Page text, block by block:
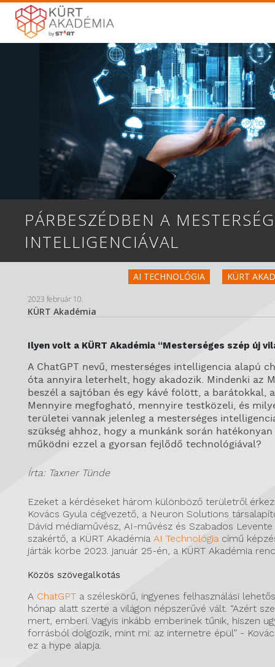
PÁRBESZÉDBEN A
INTELLIGENCIÁVAL
2023 február 10.
KÜRT Akadémia
AI TECHNOLÓGIA KÜRT
Ilyen volt a KÜRT Akadémia “Mesterséges szép új
A ChatGPT nevű, mesterséges intelligencia alapú
óta annyira leterhelt, hogy akadozik. Mindenki az
beszél a sajtóban és egy kávé fölött, a barátokkal,
Mennyire megfogható, mennyire testközeli, és
területei vannak jelenleg a mesterséges
szükség ahhoz, hogy a munkánk során
működni ezzel a gyorsan fejlődő technológiával?
Írta: Taxner Tünde
Ezeket a kérdéseket három különböző területről
Kovács Gyula cégvezető, a Neuron Solutions
Dávid médiaművész, AI-művész és Szabados
szakértő, a KÜRT Akadémia AI Technológia című
járták körbe 2023. január 25-én, a KÜRT Akadémia
Közös szövegalkotás
A ChatGPT a széleskörű, ingyenes felhasználási
hónap alatt szerte a világon népszerűvé vált. “Azért
mert, emberi. Vagyis inkább emberinek tűnik, hiszen
forrásból dolgozik, mint mi: az internetre épül” -
ez a hype alapja.